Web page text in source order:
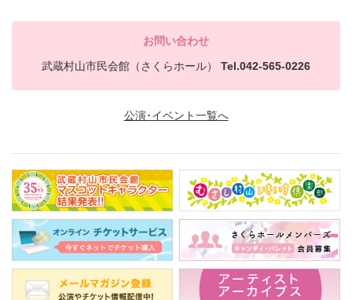
お問い合わせ
武蔵村山市民会館（さくらホール） Tel.042-565-0226
公演･イベント一覧へ